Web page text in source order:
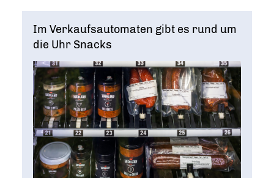
Im Verkaufsautomaten gibt es rund um
die Uhr Snacks